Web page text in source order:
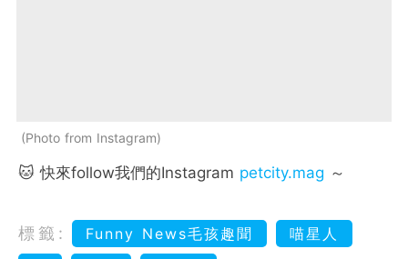
Photo from Instagram
🐱 快來follow我們的Instagram petcity.mag ～
標籤: Funny News毛孩趣聞
喵星人